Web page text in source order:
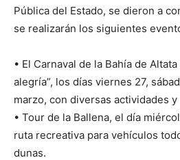
Pública del Estado, se dieron a
se realizarán los siguientes
• El Carnaval de la Bahía de
alegría”, los días viernes 27,
marzo, con diversas actividades
• Tour de la Ballena, el día
ruta recreativa para vehículos
dunas.